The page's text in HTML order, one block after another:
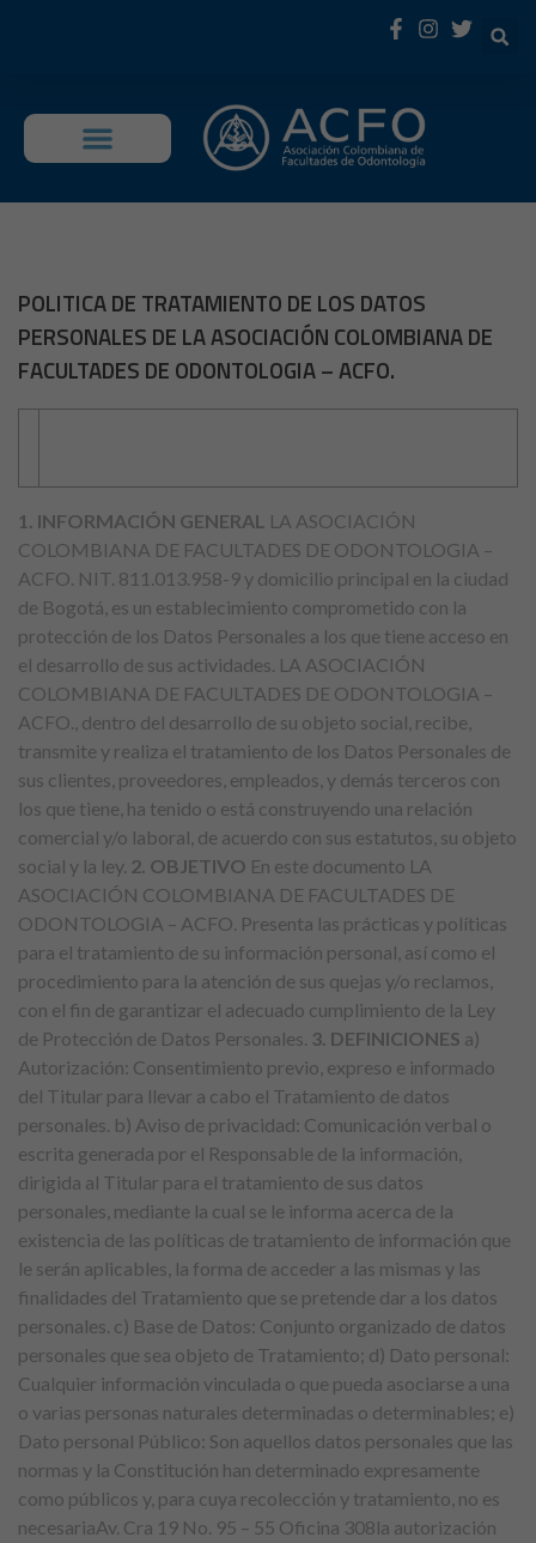
POLITICA DE TRATAMIENTO DE LOS DATOS
PERSONALES DE LA ASOCIACIÓN COLOMBIANA DE
FACULTADES DE ODONTOLOGIA – ACFO.
1. INFORMACIÓN GENERAL LA ASOCIACIÓN
COLOMBIANA DE FACULTADES DE ODONTOLOGIA –
ACFO. NIT. 811.013.958-9 y domicilio principal en la ciudad
de Bogotá, es un establecimiento comprometido con la
protección de los Datos Personales a los que tiene acceso en
el desarrollo de sus actividades. LA ASOCIACIÓN
COLOMBIANA DE FACULTADES DE ODONTOLOGIA –
ACFO., dentro del desarrollo de su objeto social, recibe,
transmite y realiza el tratamiento de los Datos Personales de
sus clientes, proveedores, empleados, y demás terceros con
los que tiene, ha tenido o está construyendo una relación
comercial y/o laboral, de acuerdo con sus estatutos, su objeto
social y la ley. 2. OBJETIVO En este documento LA
ASOCIACIÓN COLOMBIANA DE FACULTADES DE
ODONTOLOGIA – ACFO. Presenta las prácticas y políticas
para el tratamiento de su información personal, así como el
procedimiento para la atención de sus quejas y/o reclamos,
con el fin de garantizar el adecuado cumplimiento de la Ley
de Protección de Datos Personales. 3. DEFINICIONES a)
Autorización: Consentimiento previo, expreso e informado
del Titular para llevar a cabo el Tratamiento de datos
personales. b) Aviso de privacidad: Comunicación verbal o
escrita generada por el Responsable de la información,
dirigida al Titular para el tratamiento de sus datos
personales, mediante la cual se le informa acerca de la
existencia de las políticas de tratamiento de información que
le serán aplicables, la forma de acceder a las mismas y las
finalidades del Tratamiento que se pretende dar a los datos
personales. c) Base de Datos: Conjunto organizado de datos
personales que sea objeto de Tratamiento; d) Dato personal:
Cualquier información vinculada o que pueda asociarse a una
o varias personas naturales determinadas o determinables; e)
Dato personal Público: Son aquellos datos personales que las
normas y la Constitución han determinado expresamente
como públicos y, para cuya recolección y tratamiento, no es
necesariaAv. Cra 19 No. 95 – 55 Oficina 308la autorización